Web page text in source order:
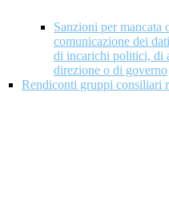
Sanzioni per mancata
comunicazione dei
di incarichi politici, di
direzione o di governo
Rendiconti gruppi consiliari